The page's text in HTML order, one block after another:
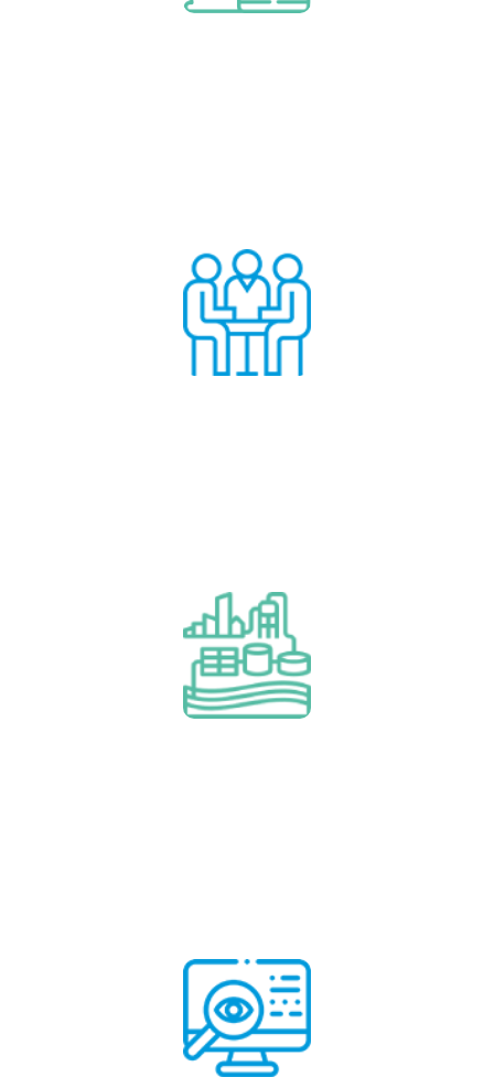
Per saperne di più
Audit e consulenza
Finanziamento di progetto
(BOO/T, locazione e noleggio)
Per saperne di più
Sistema di monitoraggio
remoto
Per saperne di più